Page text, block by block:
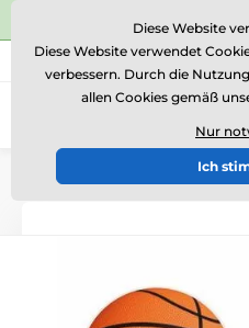
⭐Siehe 504 verifizierte
Rufen Sie uns an (Mo-Fr 15-18)
Einführung Acryltrophäen
Diese Website
Diese Website verwendet
verbessern. Durch die
allen Cookies gemäß
Nur
Ich